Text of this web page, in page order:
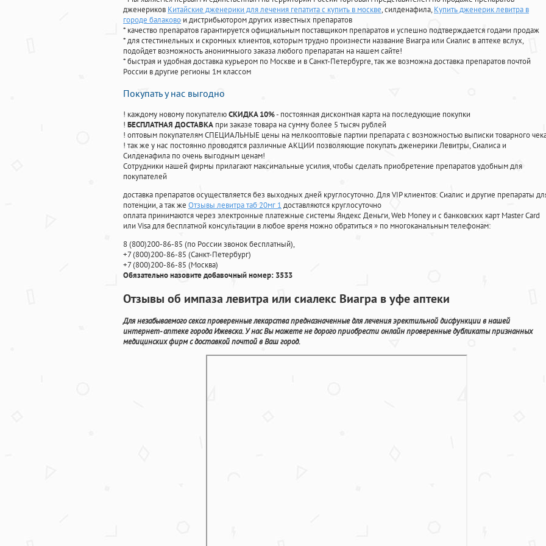
дженериков Китайские дженерики для лечения гепатита с купить в москве, силденафила, Купить дженерик левитра в
городе балаково и дистрибьютором других известных препаратов
* качество препаратов гарантируется официальным поставщиком препаратов и успешно подтверждается годами продаж
* для стестинельных и скромных клиентов, которым трудно произнести название Виагра или Сиалис в аптеке вслух,
подойдет возможность анонимныого заказа любого препаратан на нашем сайте!
* быстрая и удобная доставка курьером по Москве и в Санкт-Петербурге, так же возможна доставка препаратов почтой
России в другие регионы 1м классом
Покупать у нас выгодно
! каждому новому покупателюСКИДКА 10%- постоянная дисконтная карта на последующие покупки
! БЕСПЛАТНАЯ ДОСТАВКА при заказе товара на сумму более 5 тысяч рублей
! оптовым покупателям СПЕЦИАЛЬНЫЕ цены на мелкооптовые партии препарата с возможностью выписки товарного
! так же у нас постоянно проводятся различные АКЦИИ позволяющие покупать дженерики Левитры, Сиалиса и
Силденафила по очень выгодным ценам!
Cотрудники нашей фирмы прилагают максимальные усилия, чтобы сделать приобретение препаратов удобным для
покупателей
доставка препаратов осуществляется без выходных дней круглосуточно. Для VIP клиентов: Сиалис и другие препараты
потенции, а так же Отзывы левитра таб 20мг 1 доставляются круглосуточно
оплата принимаются через электронные платежные системы Яндекс Деньги, Web Money и с банковских карт Master Card
или Visa для бесплатной консультации в любое время можно обратиться» по многоканальным телефонам:
8(800)200-86-85 (по России звонок бесплатный),
+7(800)200-86-85 (Санкт-Петербург)
+7(800)200-86-85 (Москва)
Обязательно назовите добавочный номер: 3533
Отзывы об импаза левитра или сиалекс Виагра в уфе аптеки
Для незабываемого секса проверенные лекарства предназначенные для лечения эректильной дисфункции в нашей
интернет- аптеке города Ижевска. У нас Вы можете не дорого приобрести онлайн проверенные дубликаты признанных
медицинских фирм с доставкой почтой в Ваш город.